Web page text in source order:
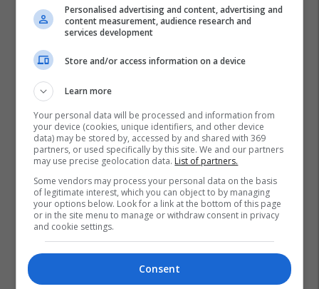
Martesat E Gjinisë Së Njëjtë
Bashkia E Tiranës
Personalised advertising and content, advertising and
content measurement, audience research and
services development
Store and/or access information on a device
Learn more
Your personal data will be processed and information from
your device (cookies, unique identifiers, and other device
data) may be stored by, accessed by and shared with 369
partners, or used specifically by this site. We and our partners
may use precise geolocation data. List of partners.
Some vendors may process your personal data on the basis
of legitimate interest, which you can object to by managing
your options below. Look for a link at the bottom of this page
or in the site menu to manage or withdraw consent in privacy
and cookie settings.
Consent